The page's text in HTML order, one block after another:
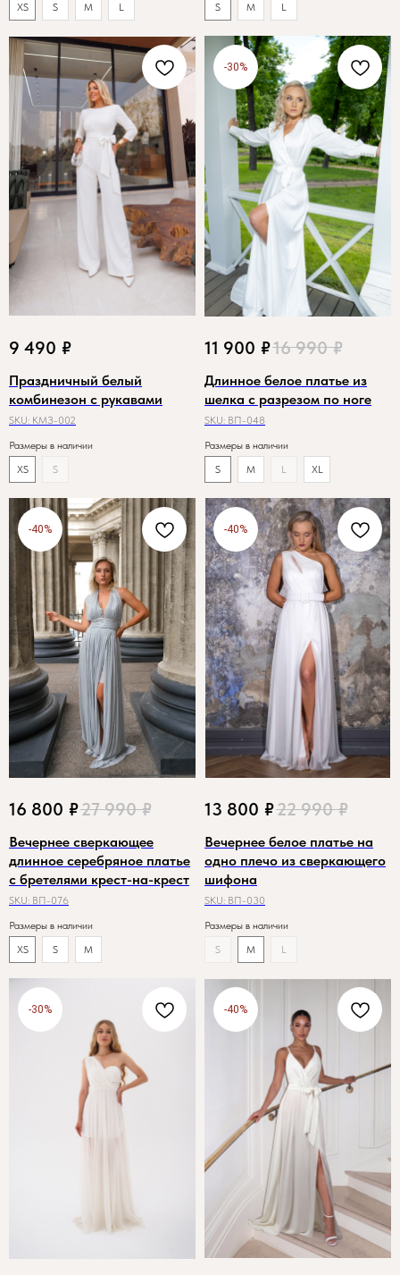
XS S M L S M L
9 490 ₽
Праздничный белый
комбинезон с рукавами
SKU: КМЗ-002
Размеры в наличии
XS
S
-30%
11 900 ₽16 990 ₽
Длинное белое платье из
шелка с разрезом по ноге
SKU: ВП-048
Размеры в наличии
S
M L XL
-40%
16 800 ₽27 990 ₽
Вечернее сверкающее
длинное серебряное платье
с бретелями крест-на-крест
SKU: ВП-076
Размеры в наличии
XS
S M
-40%
13 800 ₽22 990 ₽
Вечернее белое платье на
одно плечо из сверкающего
шифона
SKU: ВП-030
Размеры в наличии
S
M L
-30% -40%